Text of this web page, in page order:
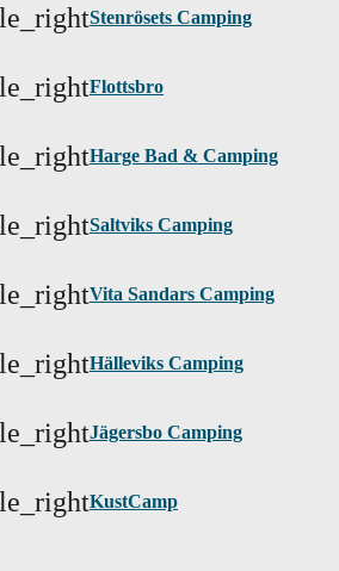
Stenrösets Camping
Flottsbro
Harge Bad & Camping
Saltviks Camping
Vita Sandars Camping
Hälleviks Camping
Jägersbo Camping
KustCamp